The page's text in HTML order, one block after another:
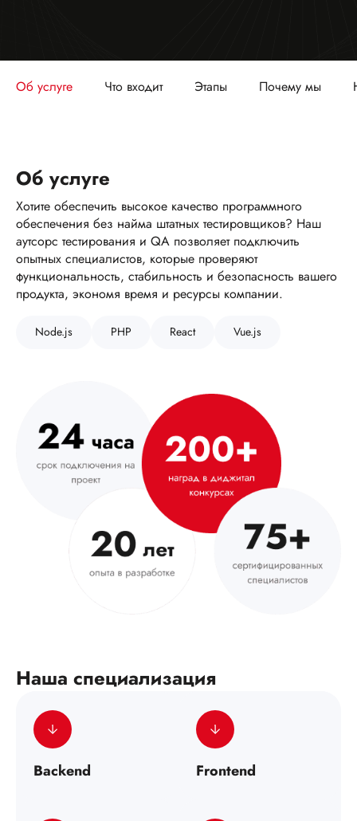
Об услуге Что входит Этапы Почему мы
Об услуге
Хотите обеспечить высокое качество программного
обеспечения без найма штатных тестировщиков? Наш
аутсорс тестирования и QA позволяет подключить
опытных специалистов, которые проверяют
функциональность, стабильность и безопасность вашего
продукта, экономя время и ресурсы компании.
Node.js PHP React Vue.js
Наша специализация
Backend Frontend